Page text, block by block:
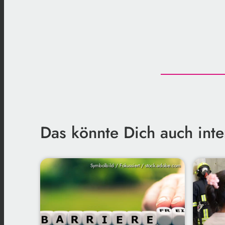
Das könnte Dich auch
Symbolbild / Fokussiert / stock.adobe.com